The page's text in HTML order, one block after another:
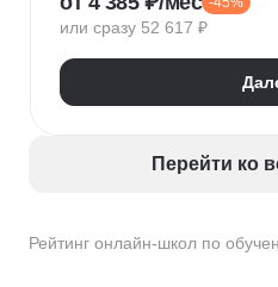
Рейтинг онлайн-школ по
Бизнес-планирование
Расчет рентабельности
Менеджмент в сфере
или сразу 52 617 ₽
Перейти ко